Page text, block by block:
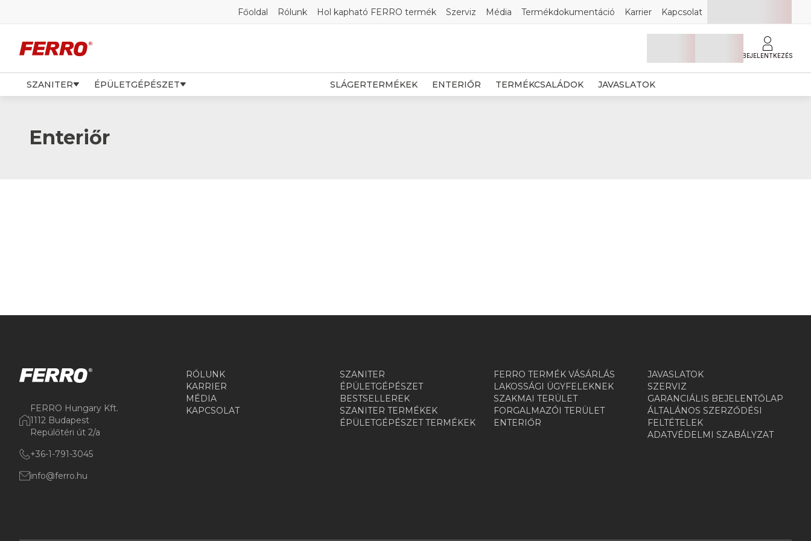
Főoldal Rólunk Hol kapható FERRO termék Szerviz Média Termékdokumentáció Karrier Kapcsolat
BEJELENTKEZÉS
SZANITER ÉPÜLETGÉPÉSZET SLÁGERTERMÉKEK ENTERIŐR TERMÉKCSALÁDOK JAVASLATOK
Enteriőr
FERRO Hungary Kft.
1112 Budapest
Repülőtéri út 2/a
+36-1-791-3045
info@ferro.hu
RÓLUNK
KARRIER
MÉDIA
KAPCSOLAT
SZANITER
ÉPÜLETGÉPÉSZET
BESTSELLEREK
SZANITER TERMÉKEK
ÉPÜLETGÉPÉSZET TERMÉKEK
FERRO TERMÉK VÁSÁRLÁS
LAKOSSÁGI ÜGYFELEKNEK
SZAKMAI TERÜLET
FORGALMAZÓI TERÜLET
ENTERIŐR
JAVASLATOK
SZERVIZ
GARANCIÁLIS BEJELENTŐLAP
ÁLTALÁNOS SZERZŐDÉSI
FELTÉTELEK
ADATVÉDELMI SZABÁLYZAT